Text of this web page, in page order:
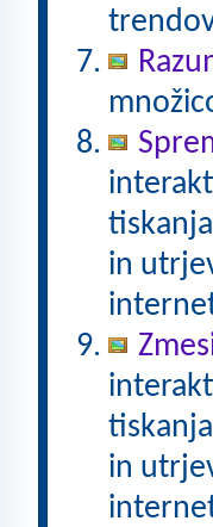
in
in